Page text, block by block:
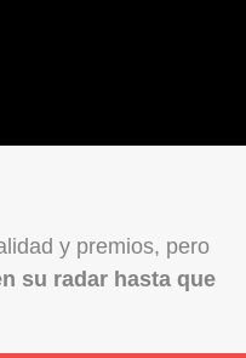
y premios, pero
su radar hasta que